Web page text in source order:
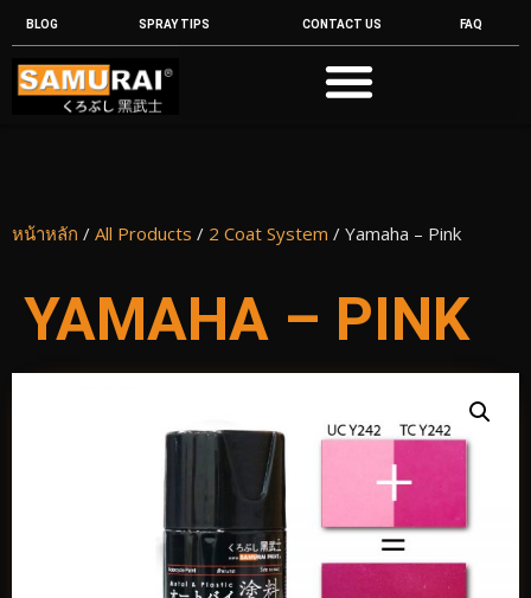
BLOG SPRAY TIPS CONTACT US FAQ
หน้าหลัก / All Products / 2 Coat System / Yamaha – Pink
YAMAHA – PINK